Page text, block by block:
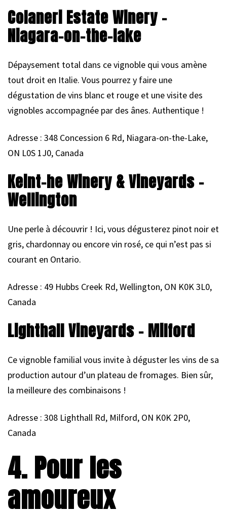
Colaneri Estate Winery –
Niagara-on-the-lake
Dépaysement total dans ce vignoble qui vous amène
tout droit en Italie. Vous pourrez y faire une
dégustation de vins blanc et rouge et une visite des
vignobles accompagnée par des ânes. Authentique !
Adresse : 348 Concession 6 Rd, Niagara-on-the-Lake,
ON L0S 1J0, Canada
Keint-he Winery & Vineyards –
Wellington
Une perle à découvrir ! Ici, vous dégusterez pinot noir et
gris, chardonnay ou encore vin rosé, ce qui n’est pas si
courant en Ontario.
Adresse : 49 Hubbs Creek Rd, Wellington, ON K0K 3L0,
Canada
Lighthall Vineyards – Milford
Ce vignoble familial vous invite à déguster les vins de sa
production autour d’un plateau de fromages. Bien sûr,
la meilleure des combinaisons !
Adresse : 308 Lighthall Rd, Milford, ON K0K 2P0,
Canada
4. Pour les
amoureux